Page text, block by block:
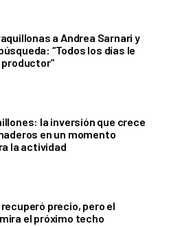
a Andrea Sarnari y
“Todos los días le
la inversión que crece
en un momento
la actividad
precio, pero el
el próximo techo